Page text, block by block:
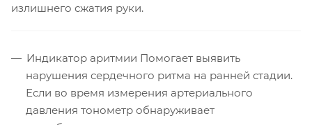
излишнего сжатия руки.
Индикатор аритмии Помогает выявить
нарушения сердечного ритма на ранней стадии.
Если во время измерения артериального
давления тонометр обнаруживает